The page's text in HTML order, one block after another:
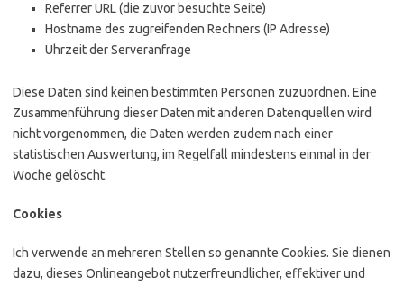
Referrer URL (die zuvor besuchte Seite)
Hostname des zugreifenden Rechners (IP Adresse)
Uhrzeit der Serveranfrage
Diese Daten sind keinen bestimmten Personen zuzuordnen. Eine
Zusammenführung dieser Daten mit anderen Datenquellen wird
nicht vorgenommen, die Daten werden zudem nach einer
statistischen Auswertung, im Regelfall mindestens einmal in der
Woche gelöscht.
Cookies
Ich verwende an mehreren Stellen so genannte Cookies. Sie dienen
dazu, dieses Onlineangebot nutzerfreundlicher, effektiver und